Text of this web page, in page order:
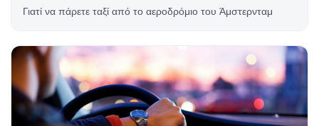
Γιατί να πάρετε ταξί από το αεροδρόμιο του Άμστερνταμ